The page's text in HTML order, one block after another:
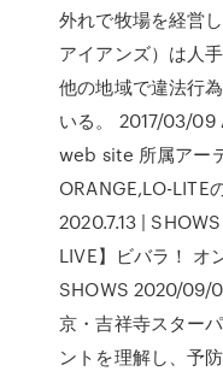
外れで牧場を経営
アイアンズ）は人
他の地域で違法行
いる。 2017/03/09
web site 所属アー
ORANGE,LO-LITE
2020.7.13 |
LIVE】ビバラ！ オ
SHOWS 2020/09/
京・吉祥寺スター
ントを理解し、予